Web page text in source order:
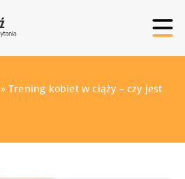
»Trening kobiet w ciąży – czy jest